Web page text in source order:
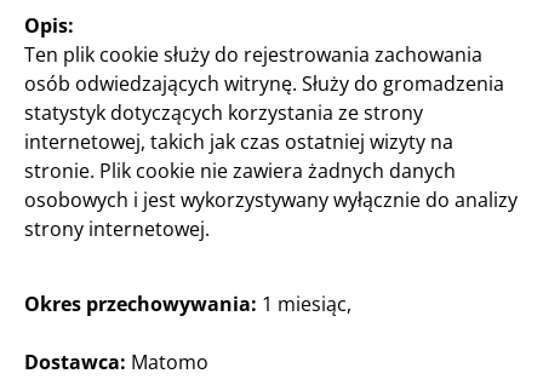
Home & Deko
Dywan ze sztucznego
futra
różne kolory, ok. 60 × 90
cm, za szt.
23
Zł
Koc polarowy
różne kolory, ok. 125 ×
150 cm, za szt.
14
Zł
Opis:
Ten plik cookie służy do rejestrowania zachowania
osób odwiedzających witrynę. Służy do gromadzenia
statystyk dotyczących korzystania ze strony
internetowej, takich jak czas ostatniej wizyty na
stronie. Plik cookie nie zawiera żadnych danych
osobowych i jest wykorzystywany wyłącznie do analizy
strony internetowej.
Okres przechowywania: 1 miesiąc,
Dostawca: Matomo